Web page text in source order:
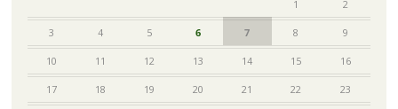
1 2
3 4 5 6 7 8 9
10 11 12 13 14 15 16
17 18 19 20 21 22 23